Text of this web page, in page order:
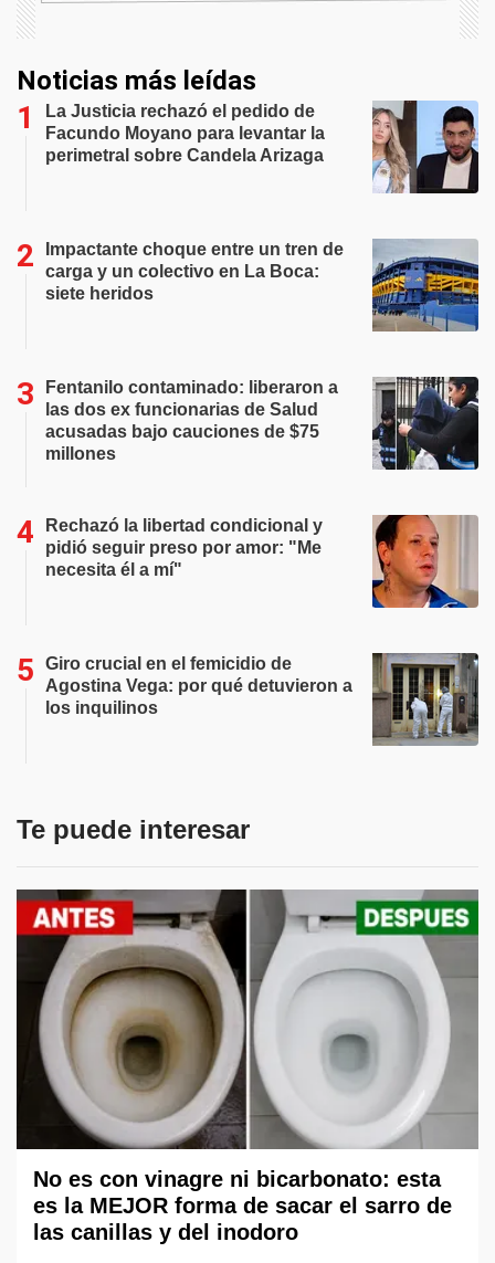
Noticias más leídas
La Justicia rechazó el pedido de
Facundo Moyano para levantar la
perimetral sobre Candela Arizaga
Impactante choque entre un tren de
carga y un colectivo en La Boca:
siete heridos
Fentanilo contaminado: liberaron a
las dos ex funcionarias de Salud
acusadas bajo cauciones de $75
millones
Rechazó la libertad condicional y
pidió seguir preso por amor: "Me
necesita él a mí"
Giro crucial en el femicidio de
Agostina Vega: por qué detuvieron a
los inquilinos
Te puede interesar
No es con vinagre ni bicarbonato: esta
es la MEJOR forma de sacar el sarro de
las canillas y del inodoro